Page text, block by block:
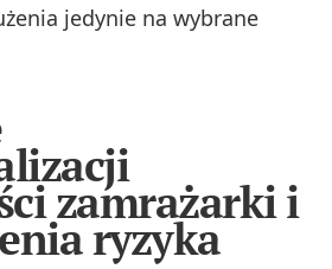
jedynie na wybrane
zamrażarki i
ryzyka